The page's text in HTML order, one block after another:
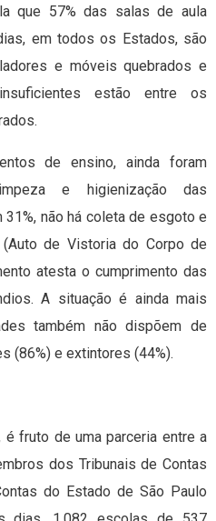
que 57% das salas de aula
em todos os Estados, são
e móveis quebrados e
estão entre os
de ensino, ainda foram
e higienização das
não há coleta de esgoto e
de Vistoria do Corpo de
atesta o cumprimento das
A situação é ainda mais
também não dispõem de
(86%) e extintores (44%).
fruto de uma parceria entre a
dos Tribunais de Contas
do Estado de São Paulo